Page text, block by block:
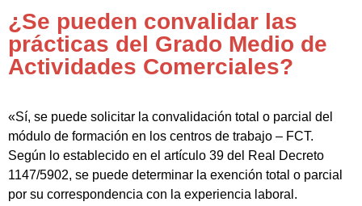
¿Se pueden convalidar las
prácticas del Grado Medio de
Actividades Comerciales?
«Sí, se puede solicitar la convalidación total o parcial del
módulo de formación en los centros de trabajo – FCT.
Según lo establecido en el artículo 39 del Real Decreto
1147/5902, se puede determinar la exención total o parcial
por su correspondencia con la experiencia laboral.